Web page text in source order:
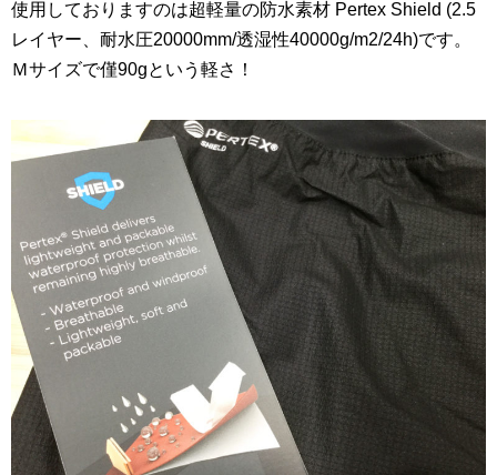
使用しておりますのは超軽量の防水素材 Pertex Shield (2.5
レイヤー、耐水圧20000mm/透湿性40000g/m2/24h)です。
Ｍサイズで僅90gという軽さ！